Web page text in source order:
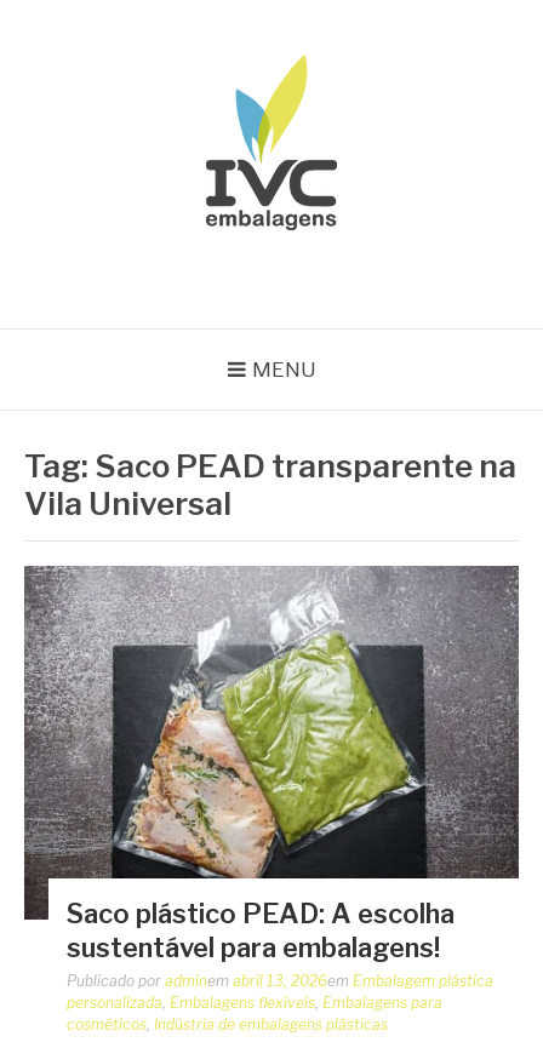
MENU
Tag: Saco PEAD transparente na
Vila Universal
Saco plástico PEAD: A escolha
sustentável para embalagens!
Publicado por adminem abril 13, 2026em Embalagem plástica
personalizada Embalagens flexíveis Embalagens para
cosméticos Indústria de embalagens plásticas